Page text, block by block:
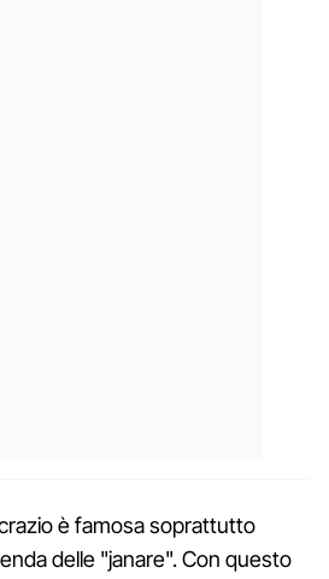
è famosa soprattutto
delle "janare". Con questo